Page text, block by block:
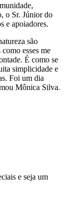
o Sr. Júnior do
e apoiadores.
são
esses me
É como se
simplicidade e
Foi um dia
Mônica Silva.
e seja um